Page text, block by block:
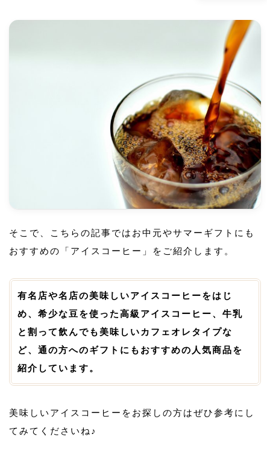
そこで、こちらの記事ではお中元やサマーギフトにも
おすすめの「アイスコーヒー」をご紹介します。
有名店や名店の美味しいアイスコーヒーをはじ
め、希少な豆を使った高級アイスコーヒー、牛乳
と割って飲んでも美味しいカフェオレタイプな
ど、通の方へのギフトにもおすすめの人気商品を
紹介しています。
美味しいアイスコーヒーをお探しの方はぜひ参考にし
てみてくださいね♪